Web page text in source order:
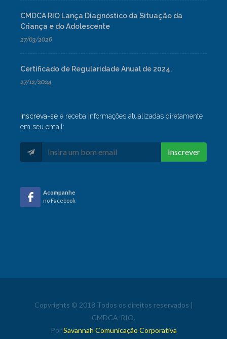
CMDCA RIO Lança Diagnóstico da Situação da
Criança e do Adolescente
27/03/2026
Certificado de Regularidade Anual de 2024.
27/12/2024
Inscreva-se e receba informações atualizadas diretamente
em seu email:
Inscrever
Acompanhe
no Facebook
Copyrights © 2018 Todos os direitos reservados |
CMDCA-RIO.
PorSavannah Comunicação Corporativa